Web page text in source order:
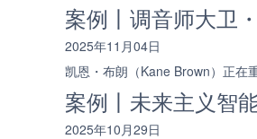
案例丨调音师大卫
2025年11月04日
凯恩・布朗（Kane Brown）正在
案例丨未来主义智
2025年10月29日